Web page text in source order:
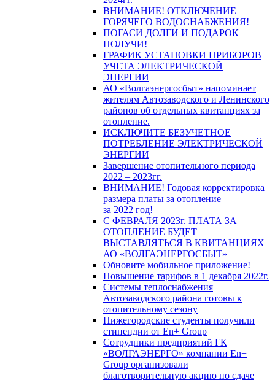
ВНИМАНИЕ! ОТКЛЮЧЕНИЕ
ГОРЯЧЕГО ВОДОСНАБЖЕНИЯ!
ПОГАСИ ДОЛГИ И ПОДАРОК
ПОЛУЧИ!
ГРАФИК УСТАНОВКИ ПРИБОРОВ
УЧЕТА ЭЛЕКТРИЧЕСКОЙ
ЭНЕРГИИ
АО «Волгаэнергосбыт» напоминает
жителям Автозаводского и Ленинского
районов об отдельных квитанциях за
отопление.
ИСКЛЮЧИТЕ БЕЗУЧЕТНОЕ
ПОТРЕБЛЕНИЕ ЭЛЕКТРИЧЕСКОЙ
ЭНЕРГИИ
Завершение отопительного периода
2022 – 2023гг.
ВНИМАНИЕ! Годовая корректировка
размера платы за отопление
за 2022 год!
С ФЕВРАЛЯ 2023г. ПЛАТА ЗА
ОТОПЛЕНИЕ БУДЕТ
ВЫСТАВЛЯТЬСЯ В КВИТАНЦИЯХ
АО «ВОЛГАЭНЕРГОСБЫТ»
Обновите мобильное приложение!
Повышение тарифов в 1 декабря 2022г.
Системы теплоснабжения
Автозаводского района готовы к
отопительному сезону
Нижегородские студенты получили
стипендии от En+ Group
Сотрудники предприятий ГК
«ВОЛГАЭНЕРГО» компании En+
Group организовали
благотворительную акцию по сдаче